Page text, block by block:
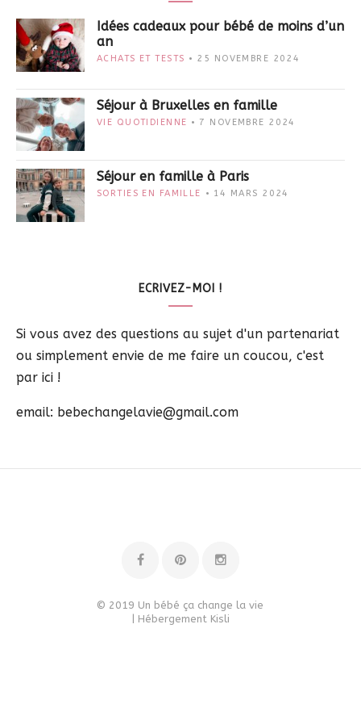
Idées cadeaux pour bébé de moins d’un
an
ACHATS ET TESTS 25 NOVEMBRE 2024
Séjour à Bruxelles en famille
VIE QUOTIDIENNE 7 NOVEMBRE 2024
Séjour en famille à Paris
SORTIES EN FAMILLE 14 MARS 2024
ECRIVEZ-MOI !
Si vous avez des questions au sujet d'un partenariat
ou simplement envie de me faire un coucou, c'est
par ici !
email: bebechangelavie@gmail.com
© 2019 Un bébé ça change la vie
| Hébergement Kisli